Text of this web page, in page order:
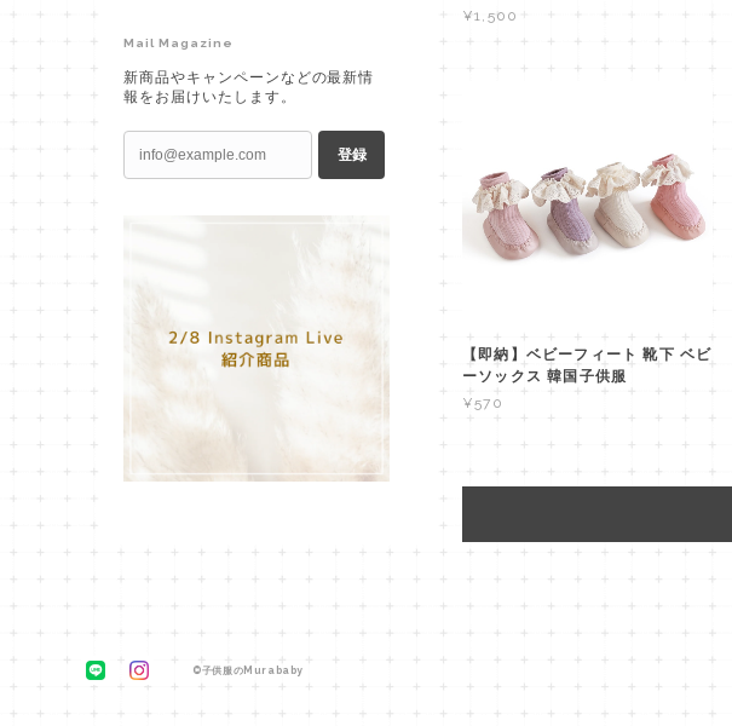
¥1,500
【即納】ベビーフィート 靴下 ベビ
ーソックス 韓国子供服
¥570
Mail Magazine
新商品やキャンペーンなどの最新情
報をお届けいたします。
登録
©子供服のMurababy